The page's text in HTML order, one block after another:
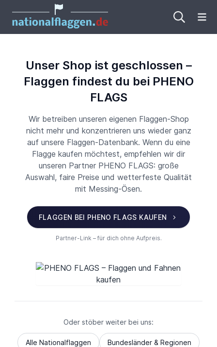
Unser Shop ist geschlossen –
Flaggen findest du bei PHENO
FLAGS
Wir betreiben unseren eigenen Flaggen-Shop
nicht mehr und konzentrieren uns wieder ganz
auf unsere Flaggen-Datenbank. Wenn du eine
Flagge kaufen möchtest, empfehlen wir dir
unseren Partner PHENO FLAGS: große
Auswahl, faire Preise und wetterfeste Qualität
mit Messing-Ösen.
FLAGGEN BEI PHENO FLAGS KAUFEN
Partner-Link – für dich ohne Aufpreis.
Oder stöber weiter bei uns:
Alle Nationalflaggen Bundesländer & Regionen